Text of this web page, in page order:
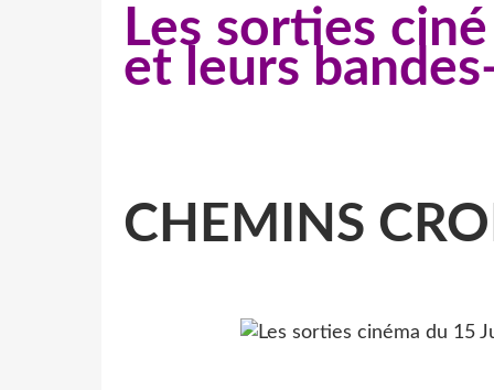
Les sorties
et leurs
CHEMINS